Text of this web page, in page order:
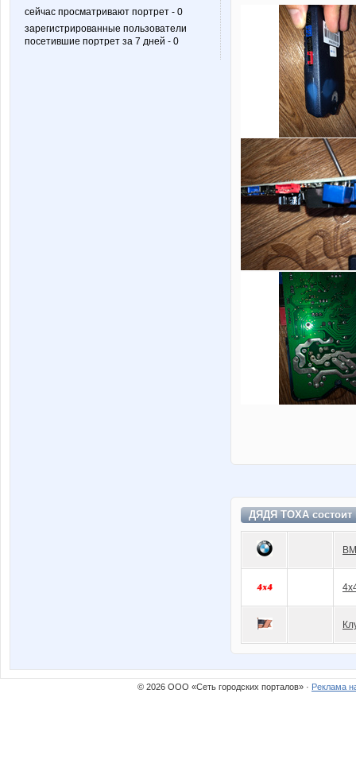
сейчас просматривают портрет - 0
зарегистрированные пользователи
посетившие портрет за 7 дней - 0
ДЯДЯ ТОХА
© 2026 ООО «Сеть городских порталов» · Реклама